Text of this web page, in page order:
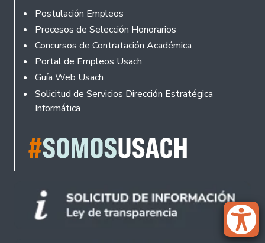
Footer
Postulación Empleos
Procesos de Selección Honorarios
Concursos de Contratación Académica
Portal de Empleos Usach
Guía Web Usach
Solicitud de Servicios Dirección Estratégica
Informática